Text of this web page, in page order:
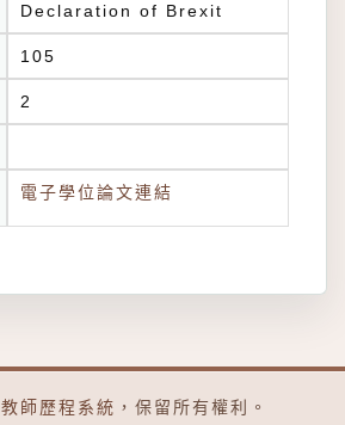
Declaration of Brexit
105
2
電子學位論文連結
教師歷程系統 ，保留所有權利。